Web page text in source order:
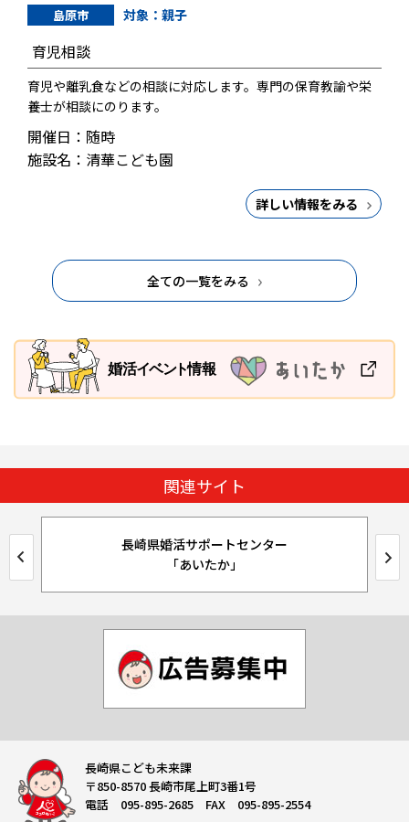
島原市 対象：親子
育児相談
育児や離乳食などの相談に対応します。専門の保育教諭や栄
養士が相談にのります。
開催日：随時
施設名：清華こども園
詳しい情報をみる
全ての一覧をみる
関連サイト
長崎県婚活サポートセンター
「あいたか」
長崎県こども未来課
〒850-8570 長崎市尾上町3番1号
電話 095-895-2685 FAX 095-895-2554